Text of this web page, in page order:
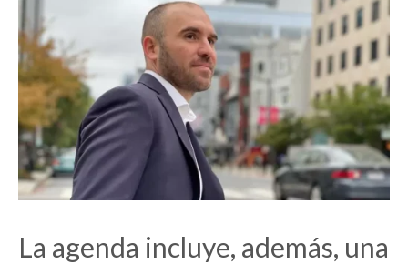
La agenda incluye, además, una